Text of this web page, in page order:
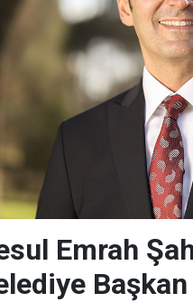
Emrah
Başkan